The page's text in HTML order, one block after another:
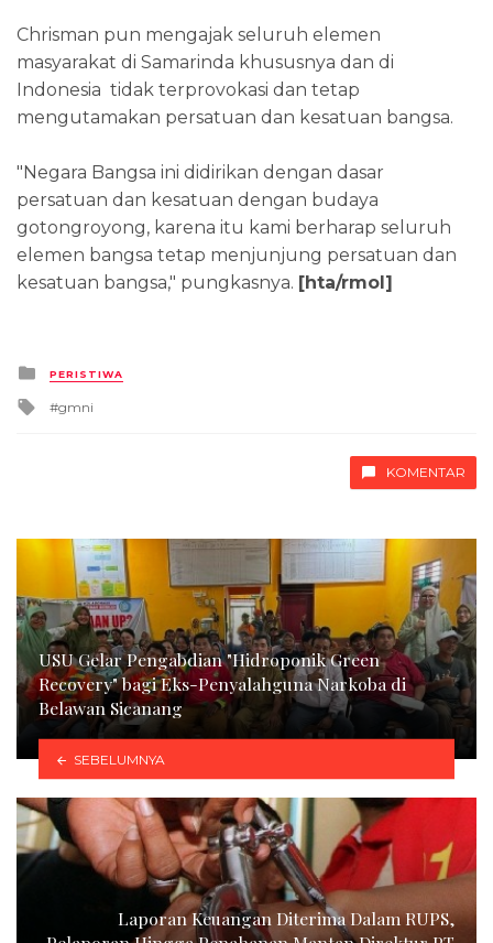
Chrisman pun mengajak seluruh elemen
masyarakat di Samarinda khususnya dan di
Indonesia tidak terprovokasi dan tetap
mengutamakan persatuan dan kesatuan bangsa.
"Negara Bangsa ini didirikan dengan dasar
persatuan dan kesatuan dengan budaya
gotongroyong, karena itu kami berharap seluruh
elemen bangsa tetap menjunjung persatuan dan
kesatuan bangsa," pungkasnya. [hta/rmol]
Posted
in
PERISTIWA
Tagged
gmni
KOMENTAR
USU Gelar Pengabdian "Hidroponik Green
Recovery" bagi Eks-Penyalahguna Narkoba di
Belawan Sicanang
SEBELUMNYA
Laporan Keuangan Diterima Dalam RUPS,